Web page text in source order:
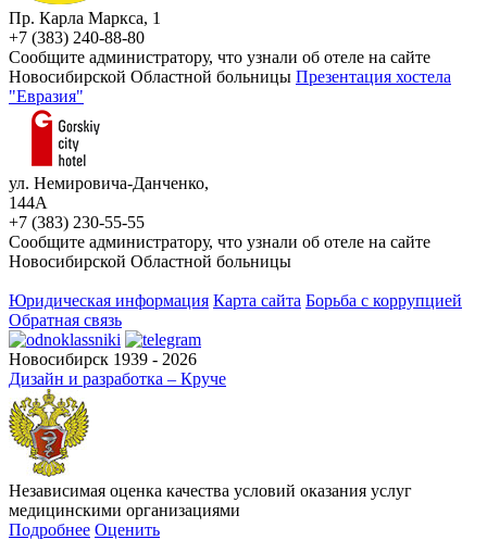
Пр. Карла Маркса, 1
+7 (383) 240-88-80
Сообщите администратору, что узнали об отеле на сайте
Новосибирской Областной больницы Презентация хостела
"Евразия"
ул. Немировича-Данченко,
144А
+7 (383) 230-55-55
Сообщите администратору, что узнали об отеле на сайте
Новосибирской Областной больницы
Юридическая информация Карта сайта Борьба с коррупцией
Обратная связь
Новосибирск 1939 - 2026
Дизайн и разработка – Круче
Независимая оценка качества условий оказания услуг
медицинскими организациями
Подробнее Оценить